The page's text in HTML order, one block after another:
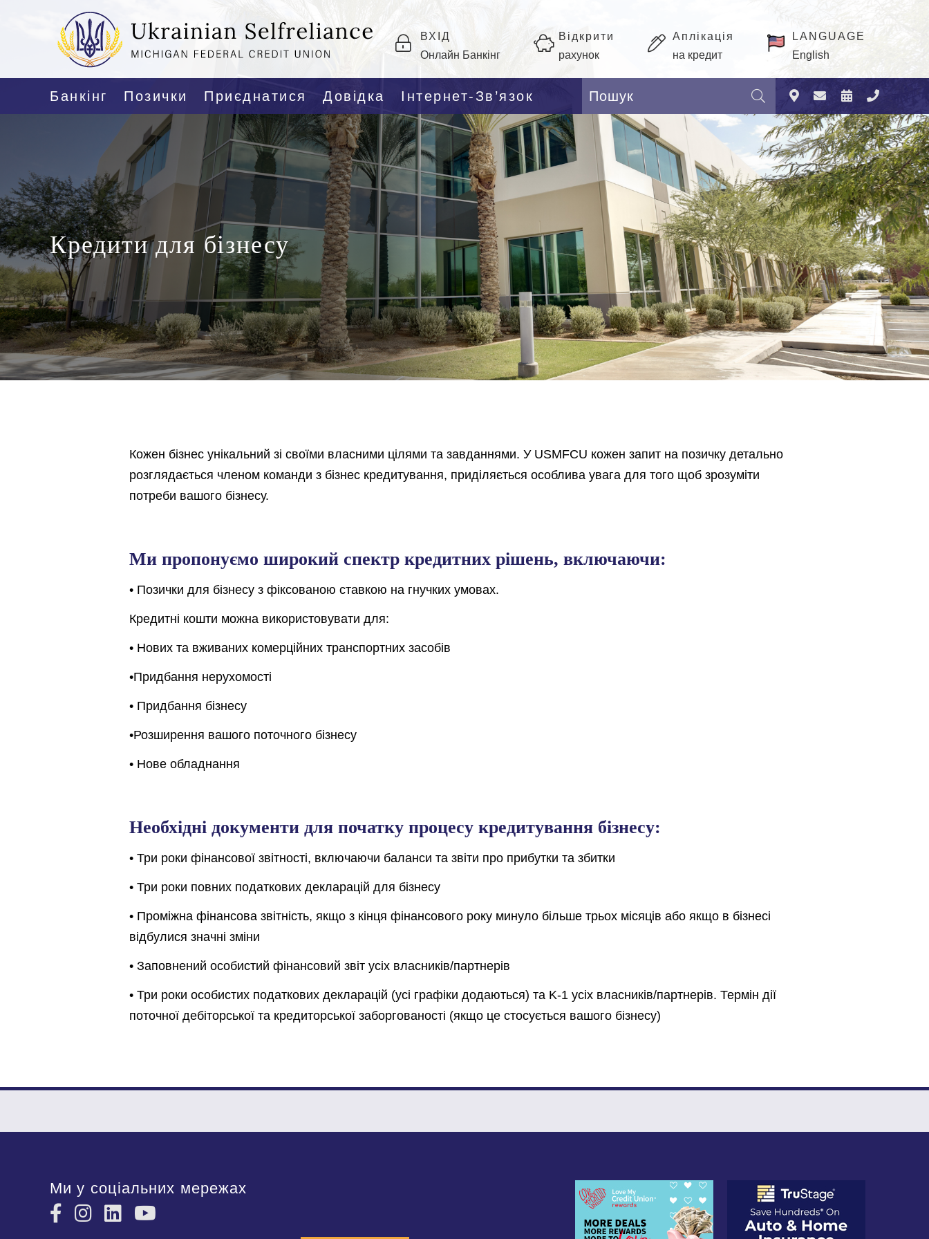
ВХІД
Онлайн Банкінг
Відкрити
рахунок
Аплікація
на кредит
LANGUAGE
English
Банкінг Позички Приєднатися Довідка Інтернет-Зв’язок
Кредити для бізнесу
Кожен бізнес унікальний зі своїми власними цілями та завданнями. У USMFCU кожен запит на позичку детально
розглядається членом команди з бізнес кредитування, приділяється особлива увага для того щоб зрозуміти
потреби вашого бізнесу.
Ми пропонуємо широкий спектр кредитних рішень, включаючи:
• Позички для бізнесу з фіксованою ставкою на гнучких умовах.
Кредитні кошти можна використовувати для:
• Нових та вживаних комерційних транспортних засобів
•Придбання нерухомості
• Придбання бізнесу
•Розширення вашого поточного бізнесу
• Нове обладнання
Необхідні документи для початку процесу кредитування бізнесу:
• Три роки фінансової звітності, включаючи баланси та звіти про прибутки та збитки
• Три роки повних податкових декларацій для бізнесу
• Проміжна фінансова звітність, якщо з кінця фінансового року минуло більше трьох місяців або якщо в бізнесі
відбулися значні зміни
• Заповнений особистий фінансовий звіт усіх власників/партнерів
• Три роки особистих податкових декларацій (усі графіки додаються) та K-1 усіх власників/партнерів. Термін дії
поточної дебіторської та кредиторської заборгованості (якщо це стосується вашого бізнесу)
Ми у соціальних мережах